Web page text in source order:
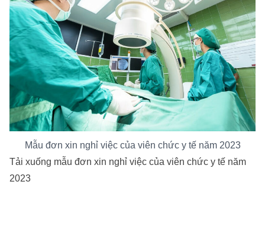
Mẫu đơn xin nghỉ việc của viên chức y tế năm 2023
Tải xuống mẫu đơn xin nghỉ việc của viên chức y tế năm
2023